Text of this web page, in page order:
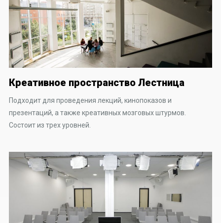
Креативное пространство Лестница
Подходит для проведения лекций, кинопоказов и
презентаций, а также креативных мозговых штурмов.
Состоит из трех уровней.